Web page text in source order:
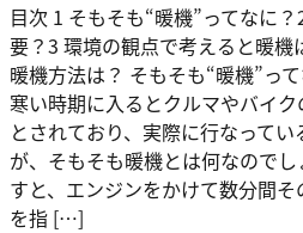
目次 1 そもそも“暖機”ってなに
要？3 環境の観点で考えると暖機
暖機方法は？ そもそも“暖機”っ
寒い時期に入るとクルマやバイ
とされており、実際に行なって
が、そもそも暖機とは何なので
すと、エンジンをかけて数分間
を指 […]